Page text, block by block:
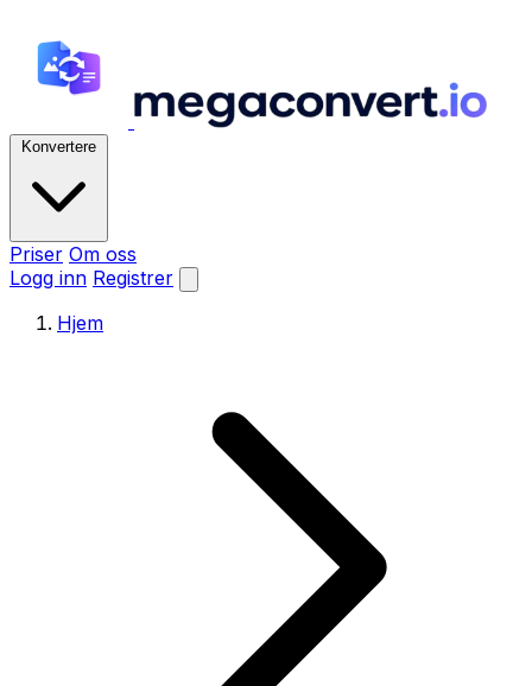
Konvertere
Priser Om oss
Logg inn Registrer
Hjem